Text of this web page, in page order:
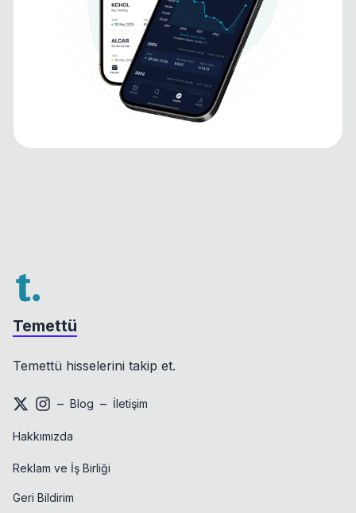
Temettü
Temettü hisselerini takip et.
– Blog – İletişim
Hakkımızda
Reklam ve İş Birliği
Geri Bildirim